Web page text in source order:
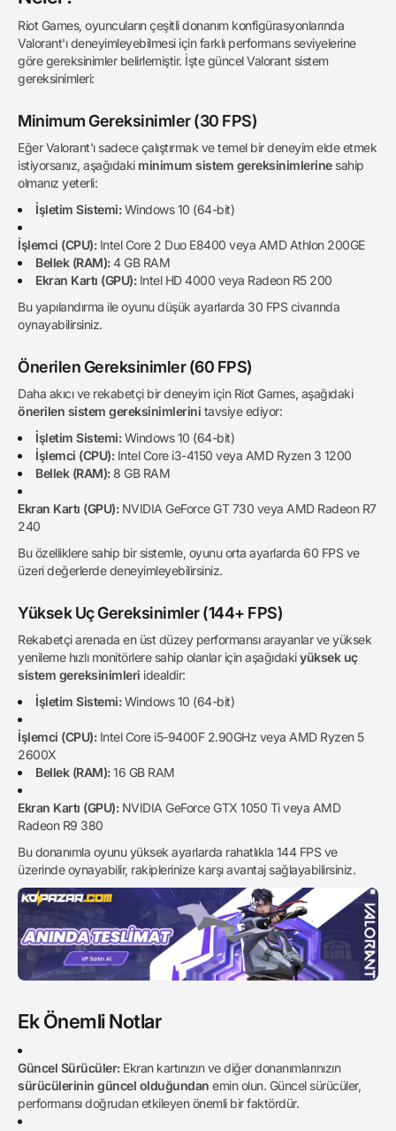
Riot Games, oyuncuların çeşitli donanım konfigürasyonlarında
Valorant'ı deneyimleyebilmesi için farklı performans seviyelerine
göre gereksinimler belirlemiştir. İşte güncel Valorant sistem
gereksinimleri:
Minimum Gereksinimler (30 FPS)
Eğer Valorant'ı sadece çalıştırmak ve temel bir deneyim elde etmek
istiyorsanız, aşağıdaki minimum sistem gereksinimlerinesahip
olmanız yeterli:
İşletim Sistemi:Windows 10 (64-bit)
İşlemci (CPU):Intel Core 2 Duo E8400 veya AMD Athlon 200GE
Bellek (RAM):4 GB RAM
Ekran Kartı (GPU):Intel HD 4000 veya Radeon R5 200
Bu yapılandırma ile oyunu düşük ayarlarda 30 FPS civarında
oynayabilirsiniz.
Önerilen Gereksinimler (60 FPS)
Daha akıcı ve rekabetçi bir deneyim için Riot Games, aşağıdaki
önerilen sistem gereksinimlerini tavsiye ediyor:
İşletim Sistemi:Windows 10 (64-bit)
İşlemci (CPU):Intel Core i3-4150 veya AMD Ryzen 3 1200
Bellek (RAM):8 GB RAM
Ekran Kartı (GPU):NVIDIA GeForce GT 730 veya AMD Radeon R7
240
Bu özelliklere sahip bir sistemle, oyunu orta ayarlarda 60 FPS ve
üzeri değerlerde deneyimleyebilirsiniz.
Yüksek Uç Gereksinimler (144+ FPS)
Rekabetçi arenada en üst düzey performansı arayanlar ve yüksek
yenileme hızlı monitörlere sahip olanlar için aşağıdakiyüksek uç
sistem gereksinimleri idealdir:
İşletim Sistemi:Windows 10 (64-bit)
İşlemci (CPU):Intel Core i5-9400F 2.90GHz veya AMD Ryzen 5
2600X
Bellek (RAM):16 GB RAM
Ekran Kartı (GPU):NVIDIA GeForce GTX 1050 Ti veya AMD
Radeon R9 380
Bu donanımla oyunu yüksek ayarlarda rahatlıkla 144 FPS ve
üzerinde oynayabilir, rakiplerinize karşı avantaj sağlayabilirsiniz.
Ek Önemli Notlar
Güncel Sürücüler:Ekran kartınızın ve diğer donanımlarınızın
sürücülerinin güncel olduğundan emin olun. Güncel sürücüler,
performansı doğrudan etkileyen önemli bir faktördür.